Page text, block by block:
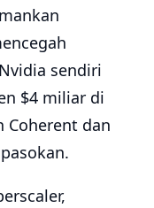
sendiri
$4 miliar di
Coherent dan